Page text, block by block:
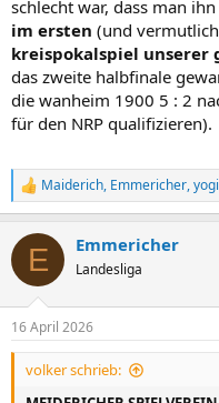
schlecht war, dass man
im ersten (und
kreispokalspiel unserer
das zweite halbfinale
die wanheim 1900 5 : 2
für den NRP qualifizieren).
R
e
k
i
e
n
Maiderich, Emmericher,yogi
E Emmericher
Landesliga
16 April 2026
volker schrieb: